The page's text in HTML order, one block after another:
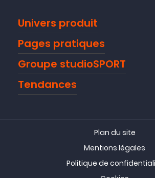
Univers produit
Pages pratiques
Groupe studioSPORT
Tendances
Plan du site
Mentions légales
Politique de